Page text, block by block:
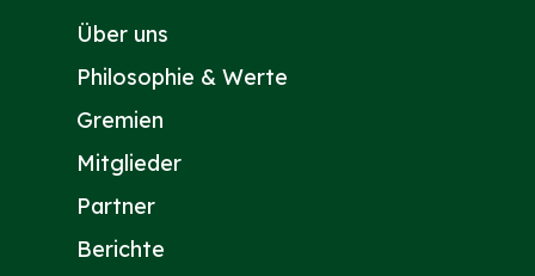
Über uns
Philosophie & Werte
Gremien
Mitglieder
Partner
Berichte